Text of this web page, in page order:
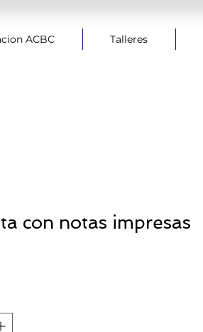
ACBC Talleres
con notas impresas